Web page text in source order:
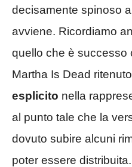
decisamente spinoso
avviene. Ricordiamo
quello che è successo
Martha Is Dead
esplicito nella
al punto tale che la
dovuto subire alcuni
poter essere distribuita.